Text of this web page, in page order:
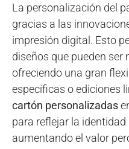
La personalización del
gracias a las
impresión digital. Esto
diseños que pueden
ofreciendo una gran
específicas o ediciones
cartón personalizadas
para reflejar la
aumentando el valor